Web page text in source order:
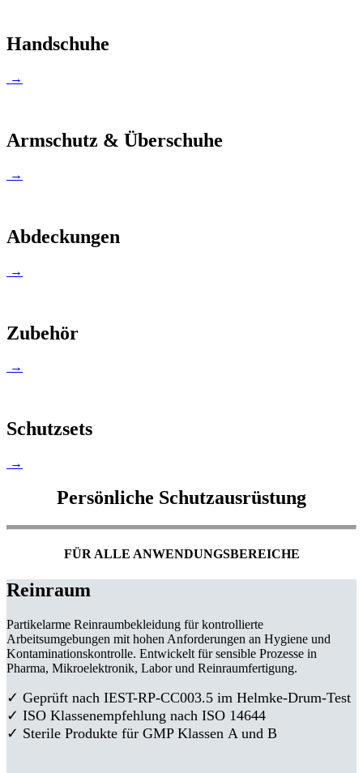
Handschuhe
→
Armschutz & Überschuhe
→
Abdeckungen
→
Zubehör
→
Schutzsets
→
Persönliche Schutzausrüstung
FÜR ALLE ANWENDUNGSBEREICHE
Reinraum
Partikelarme Reinraumbekleidung für kontrollierte
Arbeitsumgebungen mit hohen Anforderungen an Hygiene und
Kontaminationskontrolle. Entwickelt für sensible Prozesse in
Pharma, Mikroelektronik, Labor und Reinraumfertigung.
✓ Geprüft nach IEST-RP-CC003.5 im Helmke-Drum-Test
✓ ISO Klassenempfehlung nach ISO 14644
✓ Sterile Produkte für GMP Klassen A und B